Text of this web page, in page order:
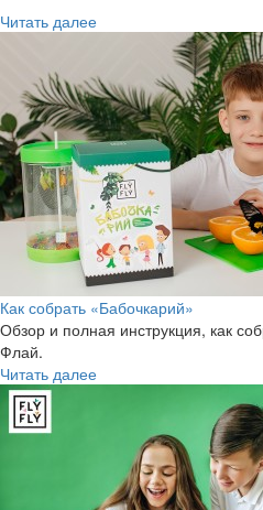
Читать далее
Как собрать «Бабочкарий»
Обзор и полная инструкция, как
Флай.
Читать далее